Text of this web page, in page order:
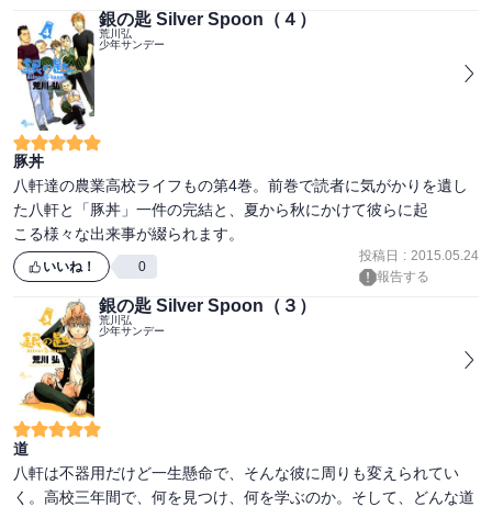
銀の匙 Silver Spoon（４）
荒川弘
少年サンデー
豚丼
八軒達の農業高校ライフもの第4巻。前巻で読者に気がかりを遺し
た八軒と「豚丼」一件の完結と、夏から秋にかけて彼らに起
いいね！ 0
投稿日 : 2015.05.24
報告する
銀の匙 Silver Spoon（３）
荒川弘
少年サンデー
道
八軒は不器用だけど一生懸命で、そんな彼に周りも変えられてい
く。高校三年間で、何を見つけ、何を学ぶのか。そして、どんな道